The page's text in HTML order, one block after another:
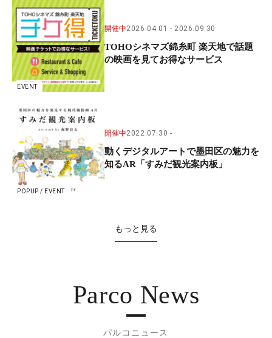
EVENT
開催中2026.04.01 2026.09.30
TOHOシネマズ錦糸町 楽天地で話題
の映画を見てお得なサービス
POPUP / EVENT
開催中2022.07.30
動くデジタルアートで墨田区の魅力を
知るAR「すみだ観光案内板」
もっと見る
Parco News
パルコニュース